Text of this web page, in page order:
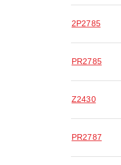
2P2785
PR2785
Z2430
PR2787